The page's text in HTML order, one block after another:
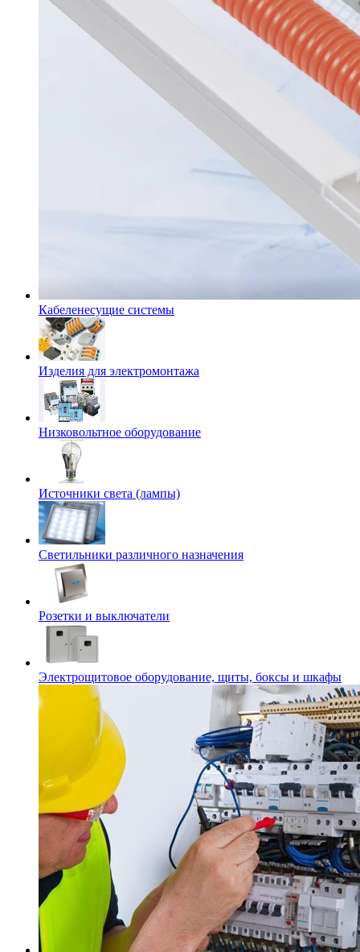
Кабеленесущие системы
Изделия для электромонтажа
Низковольтное оборудование
Источники света (лампы)
Светильники различного назначения
Розетки и выключатели
Электрощитовое оборудование, щиты, боксы и шкафы